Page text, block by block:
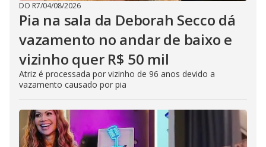
DO R7/04/08/2026
Pia na sala da Deborah Secco dá
vazamento no andar de baixo e
vizinho quer R$ 50 mil
Atriz é processada por vizinho de 96 anos devido a
vazamento causado por pia